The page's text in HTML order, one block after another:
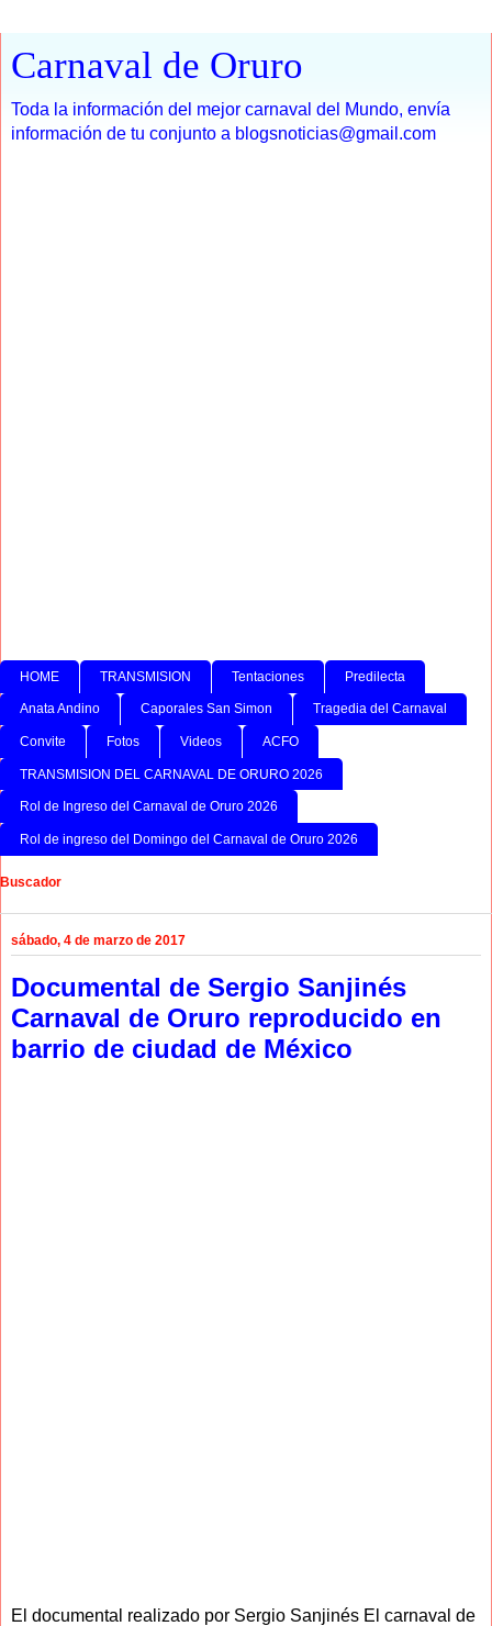
Carnaval de Oruro
Toda la información del mejor carnaval del Mundo, envía
información de tu conjunto a blogsnoticias@gmail.com
HOME TRANSMISION Tentaciones Predilecta
Anata Andino Caporales San Simon Tragedia del Carnaval
Convite Fotos Videos ACFO
TRANSMISION DEL CARNAVAL DE ORURO 2026
Rol de Ingreso del Carnaval de Oruro 2026
Rol de ingreso del Domingo del Carnaval de Oruro 2026
Buscador
sábado, 4 de marzo de 2017
Documental de Sergio Sanjinés
Carnaval de Oruro reproducido en
barrio de ciudad de México
El documental realizado por Sergio Sanjinés El carnaval de